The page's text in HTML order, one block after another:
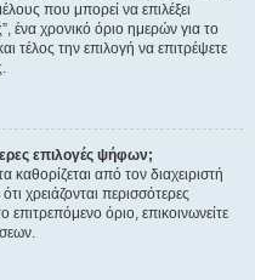
που μπορεί να επιλέξει
ένα χρονικό όριο ημερών για το
τέλος την επιλογή να επιτρέψετε
επιλογές ψήφων;
καθορίζεται από τον διαχειριστή
χρειάζονται περισσότερες
όριο, επικοινωνείτε